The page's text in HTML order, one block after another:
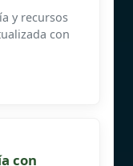
y recursos
con
con